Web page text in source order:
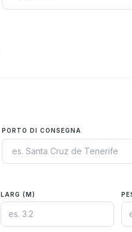
PORTO DI CONSEGNA
LARG (M)